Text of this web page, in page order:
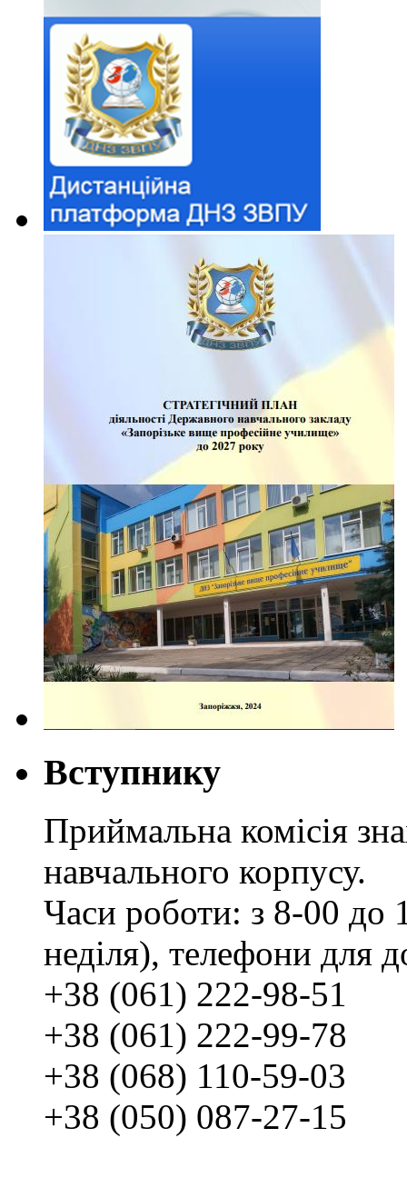
Вступнику
Приймальна комісія
навчального корпусу.
Часи роботи: з 8-00 до
неділя), телефони для
+38 (061) 222-98-51
+38 (061) 222-99-78
+38 (068) 110-59-03
+38 (050) 087-27-15